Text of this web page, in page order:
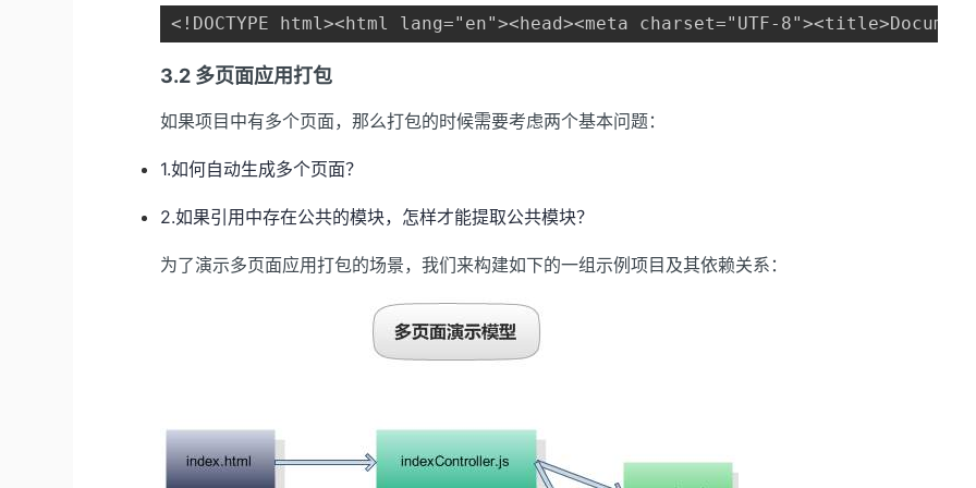
<!DOCTYPE html><html lang="en"><head><meta charset="UTF-
3.2 多页面应用打包
如果项目中有多个页面，那么打包的时候需要考虑两个基本问题：
1.如何自动生成多个页面？
2.如果引用中存在公共的模块，怎样才能提取公共模块？
为了演示多页面应用打包的场景，我们来构建如下的一组示例项目及其依赖关系：